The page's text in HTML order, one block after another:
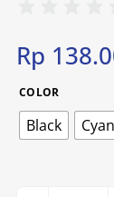
Rp
COLOR
Black Cyan